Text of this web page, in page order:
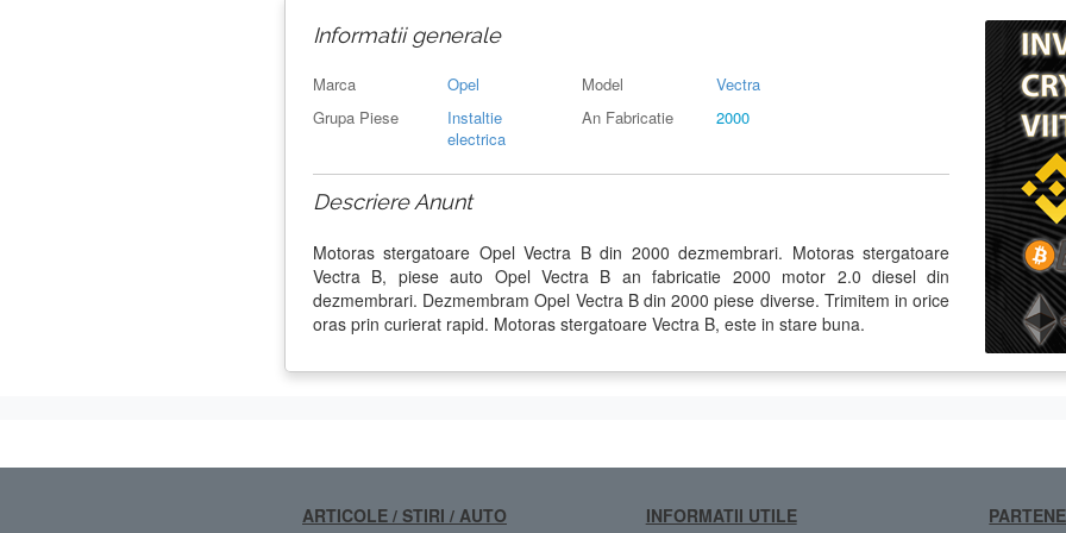
Informatii generale
Marca Opel Model
Vectra
Grupa Piese
Instaltie
electrica
An Fabricatie 2000
Descriere Anunt
Motoras stergatoare Opel Vectra B din 2000 dezmembrari. Motoras stergatoare
Vectra B, piese auto Opel Vectra B an fabricatie 2000 motor 2.0 diesel din
dezmembrari. Dezmembram Opel Vectra B din 2000 piese diverse. Trimitem in orice
oras prin curierat rapid. Motoras stergatoare Vectra B, este in stare buna.
ARTICOLE / STIRI / AUTO
INFORMATII UTILE